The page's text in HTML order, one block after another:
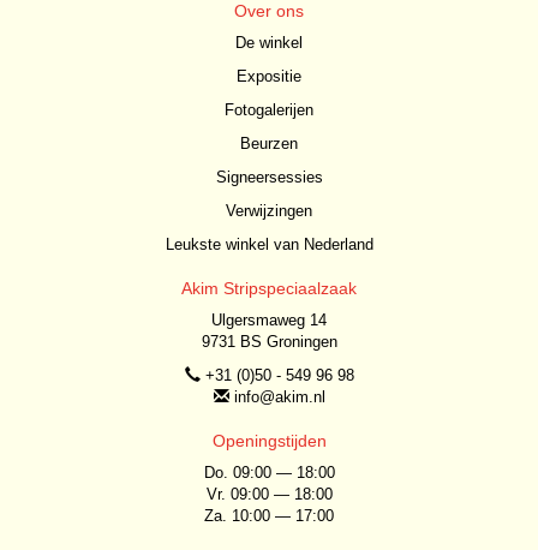
Over ons
De winkel
Expositie
Fotogalerijen
Beurzen
Signeersessies
Verwijzingen
Leukste winkel van Nederland
Akim Stripspeciaalzaak
Ulgersmaweg 14
9731 BS Groningen
+31 (0)50 - 549 96 98
info@akim.nl
Openingstijden
Do. 09:00 — 18:00
Vr. 09:00 — 18:00
Za. 10:00 — 17:00